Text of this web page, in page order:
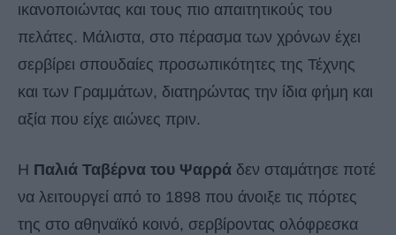
ικανοποιώντας και τους πιο απαιτητικούς του
πελάτες. Μάλιστα, στο πέρασμα των χρόνων έχει
σερβίρει σπουδαίες προσωπικότητες της Τέχνης
και των Γραμμάτων, διατηρώντας την ίδια φήμη και
αξία που είχε αιώνες πριν.
Η Παλιά Ταβέρνα του Ψαρρά δεν σταμάτησε ποτέ
να λειτουργεί από το 1898 που άνοιξε τις πόρτες
της στο αθηναϊκό κοινό, σερβίροντας ολόφρεσκα